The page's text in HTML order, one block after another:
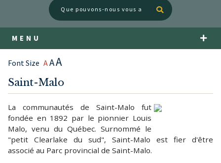
Type here to
MENU
Saint-Malo
Font Size AAA
La communautés de Saint-Malo fut
fondée en 1892 par le pionnier Louis
Malo, venu du Québec. Surnommé le
"petit Clearlake du sud", Saint-Malo est fier d'être
associé au Parc provincial de Saint-Malo.